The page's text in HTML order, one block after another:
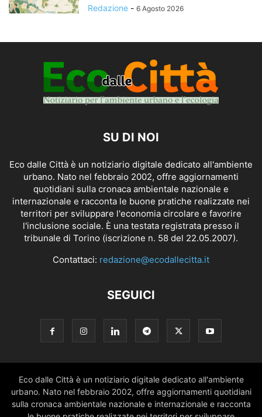
Redazione - 6 Agosto 2026
SU DI NOI
Eco dalle Città è un notiziario digitale dedicato all'ambiente
urbano. Nato nel febbraio 2002, offre aggiornamenti
quotidiani sulla cronaca ambientale nazionale e
internazionale e racconta le buone pratiche realizzate nei
territori per sviluppare l'economia circolare e favorire
l'inclusione sociale. È una testata registrata presso il
tribunale di Torino (iscrizione n. 58 del 22.05.2007).
Contattaci: redazione@ecodallecitta.it
SEGUICI
Eco dalle Città è un notiziario digitale dedicato all'ambiente
urbano. Nato nel febbraio 2002, offre aggiornamenti quotidiani
sulla cronaca ambientale nazionale e internazionale e racconta